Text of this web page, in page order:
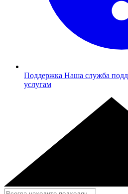
Поддержка Наша служба
услугам